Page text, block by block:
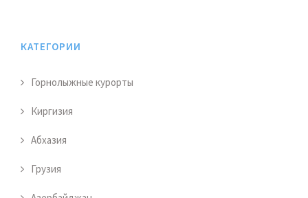
КАТЕГОРИИ
Горнолыжные курорты
Киргизия
Абхазия
Грузия